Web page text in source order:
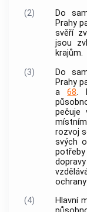
(2)
Do
Prahy
svěří
jsou
krajům.
(3)
Do
Prahy
a68.
pečuje
rozvoj
svých
(4)
Hlavní